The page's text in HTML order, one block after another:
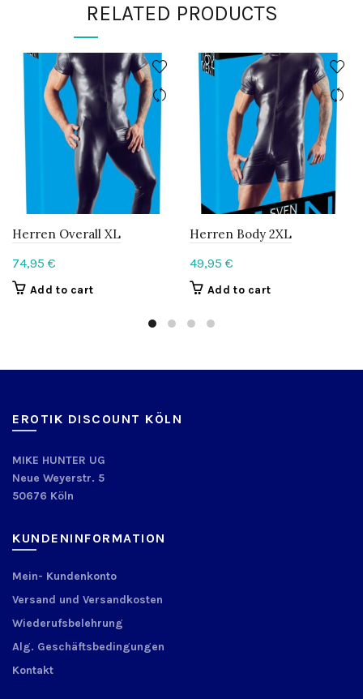
RELATED PRODUCTS
Herren Overall XL
74,95 €
Add to cart
Herren Body 2XL
49,95 €
Add to cart
EROTIK DISCOUNT KÖLN
MIKE HUNTER UG
Neue Weyerstr. 5
50676 Köln
KUNDENINFORMATION
Mein- Kundenkonto
Versand und Versandkosten
Wiederufsbelehrung
Alg. Geschäftsbedingungen
Kontakt